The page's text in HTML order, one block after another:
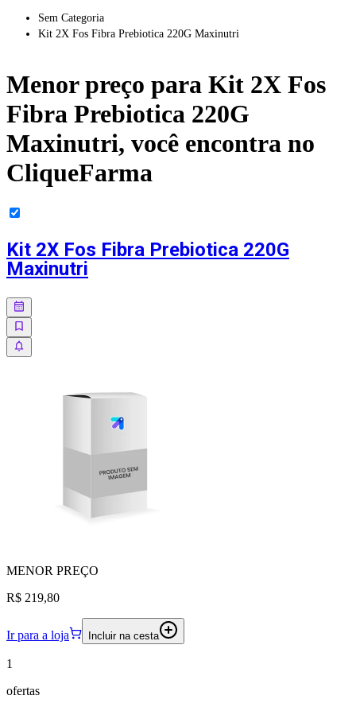
Sem Categoria
Kit 2X Fos Fibra Prebiotica 220G Maxinutri
Menor preço para Kit 2X Fos
Fibra Prebiotica 220G
Maxinutri, você encontra no
CliqueFarma
Kit 2X Fos Fibra Prebiotica 220G
Maxinutri
MENOR PREÇO
R$ 219,80
Ir para a loja Incluir na cesta
1
ofertas